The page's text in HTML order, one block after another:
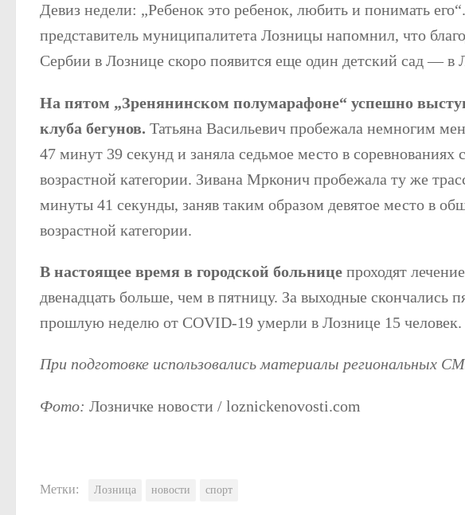
Девиз недели: „Ребенок это ребенок, любить и понимать
представитель муниципалитета Лозницы напомнил, что
Сербии в Лознице скоро появится еще один детский сад — в
На пятом „Зренянинском полумарафоне“ успешно
клуба бегунов. Татьяна Васильевич пробежала немногим
47 минут 39 секунд и заняла седьмое место в
возрастной категории. Зивана Мрконич пробежала ту же
минуты 41 секунды, заняв таким образом девятое место в
возрастной категории.
В настоящее время в городской больнице проходят
двенадцать больше, чем в пятницу. За выходные скончались
прошлую неделю от COVID-19 умерли в Лознице 15 человек.
При подготовке использовались материалы региональных
Фото: Лозничке новости / loznickenovosti.com
Метки: Лозница новости спорт